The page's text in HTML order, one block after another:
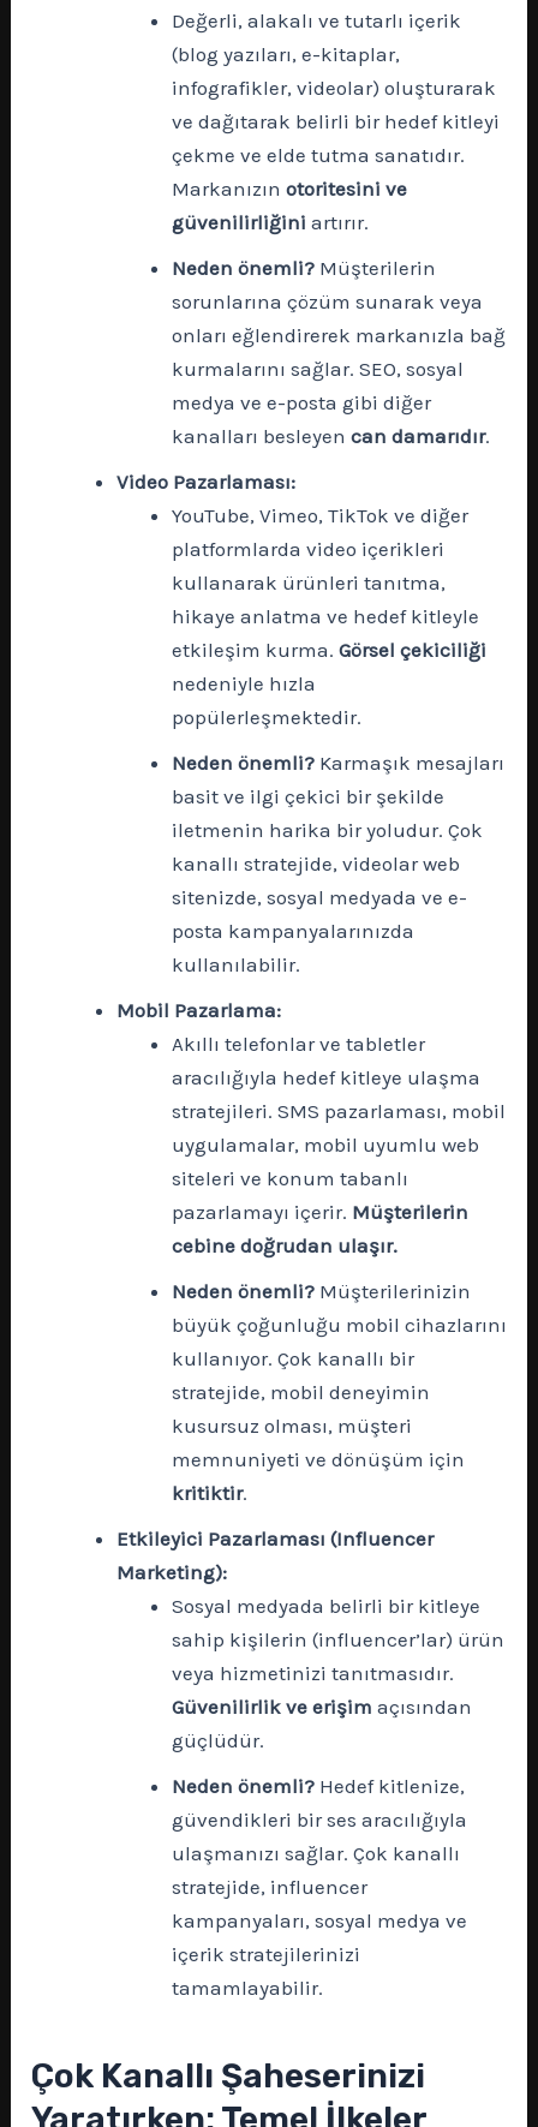
Değerli, alakalı ve tutarlı içerik
(blog yazıları, e-kitaplar,
infografikler, videolar) oluşturarak
ve dağıtarak belirli bir hedef kitleyi
çekme ve elde tutma sanatıdır.
Markanızın otoritesini ve
güvenilirliğini artırır.
Neden önemli?Müşterilerin
sorunlarına çözüm sunarak veya
onları eğlendirerek markanızla bağ
kurmalarını sağlar. SEO, sosyal
medya ve e-posta gibi diğer
kanalları besleyen can damarıdır.
Video Pazarlaması:
YouTube, Vimeo, TikTok ve diğer
platformlarda video içerikleri
kullanarak ürünleri tanıtma,
hikaye anlatma ve hedef kitleyle
etkileşim kurma. Görsel çekiciliği
nedeniyle hızla
popülerleşmektedir.
Neden önemli?Karmaşık mesajları
basit ve ilgi çekici bir şekilde
iletmenin harika bir yoludur. Çok
kanallı stratejide, videolar web
sitenizde, sosyal medyada ve e-
posta kampanyalarınızda
kullanılabilir.
Mobil Pazarlama:
Akıllı telefonlar ve tabletler
aracılığıyla hedef kitleye ulaşma
stratejileri. SMS pazarlaması, mobil
uygulamalar, mobil uyumlu web
siteleri ve konum tabanlı
pazarlamayı içerir. Müşterilerin
cebine doğrudan ulaşır.
Neden önemli?Müşterilerinizin
büyük çoğunluğu mobil cihazlarını
kullanıyor. Çok kanallı bir
stratejide, mobil deneyimin
kusursuz olması, müşteri
memnuniyeti ve dönüşüm için
kritiktir.
Etkileyici Pazarlaması (Influencer
Marketing):
Sosyal medyada belirli bir kitleye
sahip kişilerin (influencer’lar) ürün
veya hizmetinizi tanıtmasıdır.
Güvenilirlik ve erişim açısından
güçlüdür.
Neden önemli?Hedef kitlenize,
güvendikleri bir ses aracılığıyla
ulaşmanızı sağlar. Çok kanallı
stratejide, influencer
kampanyaları, sosyal medya ve
içerik stratejilerinizi
tamamlayabilir.
Çok Kanallı Şaheserinizi
Yaratırken: Temel İlkeler